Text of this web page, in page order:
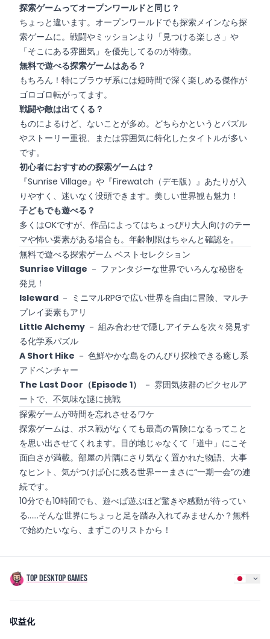
探索ゲームってオープンワールドと同じ？
ちょっと違います。オープンワールドでも探索メインなら探
索ゲームに。戦闘やミッションより「見つける楽しさ」や
「そこにある雰囲気」を優先してるのが特徴。
無料で遊べる探索ゲームはある？
もちろん！特にブラウザ系には短時間で深く楽しめる傑作が
ゴロゴロ転がってます。
戦闘や敵は出てくる？
ものによるけど、ないことが多め。どちらかというとパズル
やストーリー重視、または雰囲気に特化したタイトルが多い
です。
初心者におすすめの探索ゲームは？
『Sunrise Village』や『Firewatch（デモ版）』あたりが入
りやすく、迷いなく没頭できます。美しい世界観も魅力！
子どもでも遊べる？
多くはOKですが、作品によってはちょっぴり大人向けのテー
マや怖い要素がある場合も。年齢制限はちゃんと確認を。
無料で遊べる探索ゲーム ベストセレクション
Sunrise Village － ファンタジーな世界でいろんな秘密を
発見！
Isleward － ミニマルRPGで広い世界を自由に冒険、マルチ
プレイ要素もアリ
Little Alchemy － 組み合わせで隠しアイテムを次々発見す
る化学系パズル
A Short Hike － 色鮮やかな島をのんびり探検できる癒し系
アドベンチャー
The Last Door（Episode 1）
－ 雰囲気抜群のピクセルア
ートで、不気味な謎に挑戦
探索ゲームが時間を忘れさせるワケ
探索ゲームは、ボス戦がなくても最高の冒険になるってこと
を思い出させてくれます。目的地じゃなくて「道中」にこそ
面白さが満載。部屋の片隅にさり気なく置かれた物語、大事
なヒント、気がつけば心に残る世界——まさに“一期一会”の連
続です。
10分でも10時間でも、遊べば遊ぶほど驚きや感動が待ってい
る……そんな世界にちょっと足を踏み入れてみませんか？無料
で始めたいなら、まずこのリストから！
TOP DESKTOP GAMES
収益化